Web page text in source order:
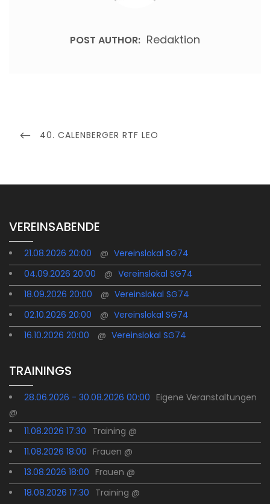
POST AUTHOR: Redaktion
PREVIOUS
40. CALENBERGER RTF LEO
VEREINSABENDE
21.08.2026 20:00 @ Vereinslokal SG74
04.09.2026 20:00
@ Vereinslokal SG74
18.09.2026 20:00
@ Vereinslokal SG74
02.10.2026 20:00
@ Vereinslokal SG74
16.10.2026 20:00
@ Vereinslokal SG74
TRAININGS
28.06.2026 - 30.08.2026 00:00 Eigene Veranstaltungen
@
11.08.2026 17:30 Training @
11.08.2026 18:00 Frauen @
13.08.2026 18:00 Frauen @
18.08.2026 17:30 Training @